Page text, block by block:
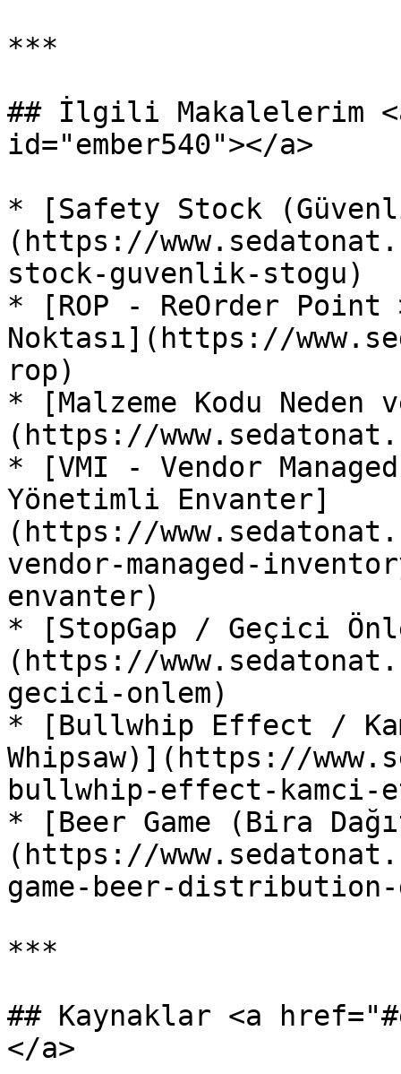
***
## İlgili Makalelerim
id="ember540"></a>
* [Safety Stock
(https://
stock-guvenlik-stogu)
* [ROP - ReOrder
Noktası](https://
rop)
* [Malzeme Kodu
(https://
* [VMI - Vendor
Yönetimli Envanter]
(https://
vendor-managed-
envanter)
* [StopGap / Geçici
(https://
gecici-onlem)
* [Bullwhip Effect /
Whipsaw)](https://
bullwhip-effect-kamci-
* [Beer Game (Bira
(https://
game-beer-distribution-
***
## Kaynaklar <a
</a>